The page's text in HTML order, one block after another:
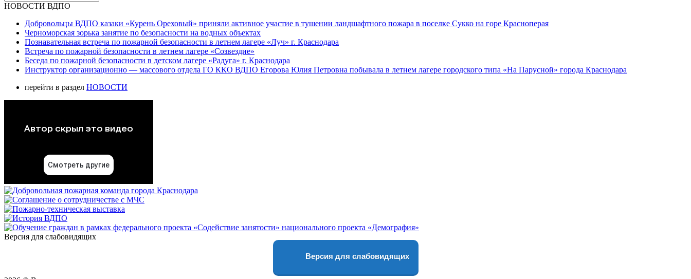
НОВОСТИ ВДПО
Добровольцы ВДПО казаки «Курень Ореховый» приняли активное участие в тушении ландшафтного пожара в поселке Сукко на горе Красноперая
Черноморская зорька занятие по безопасности на водных объектах
Познавательная встреча по пожарной безопасности в летнем лагере «Луч» г. Краснодара
Встреча по пожарной безопасности в летнем лагере «Созвездие»
Беседа по пожарной безопасности в детском лагере «Радуга» г. Краснодара
Инструктор организационно — массового отдела ГО ККО ВДПО Егорова Юлия Петровна побывала в летнем лагере городского типа «На Парусной» города Краснодара
перейти в раздел НОВОСТИ
Версия для слабовидящих
Версия для слабовидящих